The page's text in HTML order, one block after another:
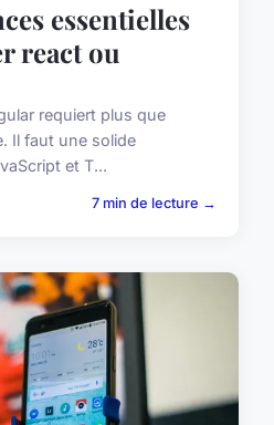
essentielles
react ou
requiert plus que
Il faut une solide
et T...
7 min de lecture →